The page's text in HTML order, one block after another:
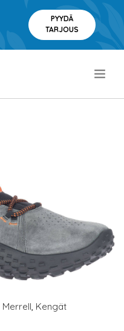
PYYDÄ
TARJOUS
Merrell, Kengät